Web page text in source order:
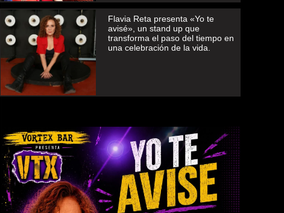
Flavia Reta presenta «Yo te
avisé», un stand up que
transforma el paso del tiempo en
una celebración de la vida.